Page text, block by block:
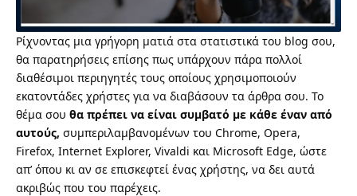
Ρίχνοντας μια γρήγορη ματιά στα στατιστικά του blog σου,
θα παρατηρήσεις επίσης πως υπάρχουν πάρα πολλοί
διαθέσιμοι περιηγητές τους οποίους χρησιμοποιούν
εκατοντάδες χρήστες για να διαβάσουν τα άρθρα σου. Το
θέμα σου θα πρέπει να είναι συμβατό με κάθε έναν από
αυτούς, συμπεριλαμβανομένων του Chrome, Opera,
Firefox, Internet Explorer, Vivaldi και Microsoft Edge, ώστε
απ’ όπου κι αν σε επισκεφτεί ένας χρήστης, να δει αυτά
ακριβώς που του παρέχεις.